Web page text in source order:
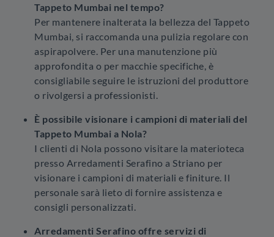
Tappeto Mumbai nel tempo?
Per mantenere inalterata la bellezza del Tappeto
Mumbai, si raccomanda una pulizia regolare con
aspirapolvere. Per una manutenzione più
approfondita o per macchie specifiche, è
consigliabile seguire le istruzioni del produttore
o rivolgersi a professionisti.
È possibile visionare i campioni di materiali del
Tappeto Mumbai a Nola?
I clienti di Nola possono visitare la materioteca
presso Arredamenti Serafino a Striano per
visionare i campioni di materiali e finiture. Il
personale sarà lieto di fornire assistenza e
consigli personalizzati.
Arredamenti Serafino offre servizi di